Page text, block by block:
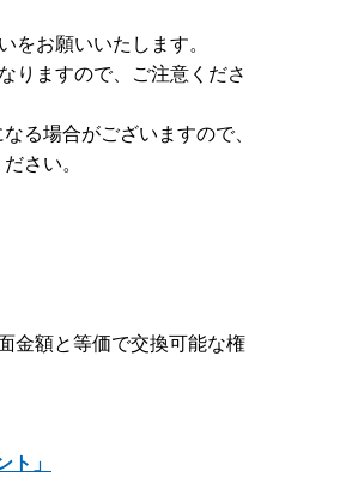
お願いいたします。
りますので、ご注意くださ
る場合がございますので、
さい。
金額と等価で交換可能な権
」